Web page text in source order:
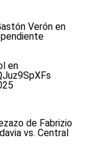
Verón en
en
de Fabrizio
vs. Central